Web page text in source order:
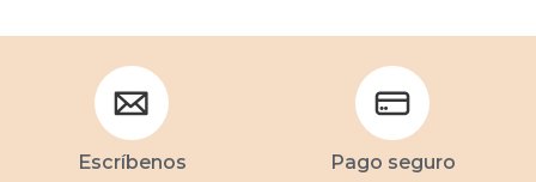
Escríbenos Pago seguro